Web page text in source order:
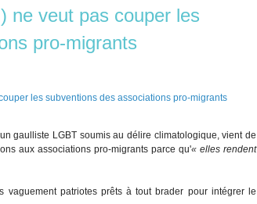
ne veut pas couper les
pro-migrants
gaulliste LGBT soumis au délire climatologique, vient de
aux associations pro-migrants parce qu'« elles rendent
patriotes prêts à tout brader pour intégrer le